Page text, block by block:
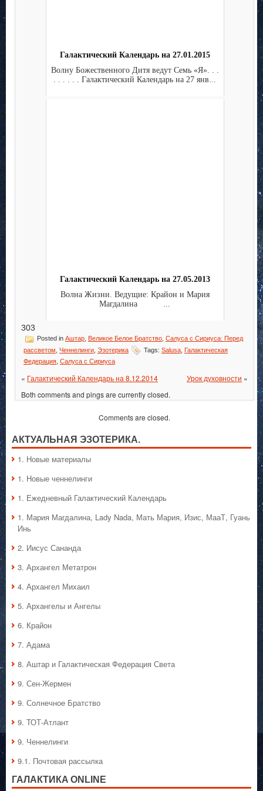
Галактический Календарь на 27.01.2015
Волну Божественного Дитя ведут Семь «Я». . .
. . . . . . Галактический Календарь на 27 янв...
Галактический Календарь на 27.05.2013
Волна Жизни. Ведущие: Крайон и Мария
Магдалина ...
303
Posted in Аштар Великое Белое Братство Салуса с Сириуса: Перед
рассветом Ченнелинги Эзотерика Tags: Salusa Галактическая
Федерация Салуса с Сириуса
« Галактический Календарь на 8.12.2014 Урок духовности »
Both comments and pings are currently closed.
Comments are closed.
АКТУАЛЬНАЯ ЭЗОТЕРИКА.
1. Hовые материалы
1. Hовые ченнелинги
1. Ежедневный Галактический Календарь
1. Мария Магдалина, Lady Nada, Мать Мария, Изис, МааТ, Гуань
Инь
2. Иисус Сананда
3. Архангел Метатрон
4. Архангел Михаил
5. Архангелы и Ангелы
6. Крайон
7. Адама
8. Аштар и Галактическая Федерация Света
9. Сен-Жермен
9. Солнечное Братство
9. ТОТ-Атлант
9. Ченнелинги
9.1. Почтовая рассылка
ГАЛАКТИКA ONLINE